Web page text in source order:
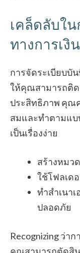
เคล็ดลับใ
ทางการเงิน
การจัดระเบียบบั
ให้คุณสามารถติด
ประสิทธิภาพ คุณ
สมและทำตามแบ
เป็นเรื่องง่าย
สร้างหมว
ใช้โฟลเด
ทำสำเนา
ปลอดภัย
Recognizing ว่า